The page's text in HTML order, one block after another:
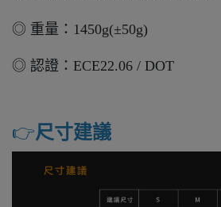
◎ 重量：1450g(±50g)
◎ 認證：ECE22.06 / DOT
👉️尺寸建議